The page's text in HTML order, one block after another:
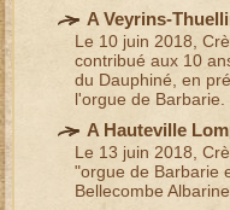
A Veyrins-
Le 10 juin 2018,
contribué aux 10
du Dauphiné, en
l'orgue de Barbarie.
A Hauteville
Le 13 juin 2018,
"orgue de Barbarie
Bellecombe